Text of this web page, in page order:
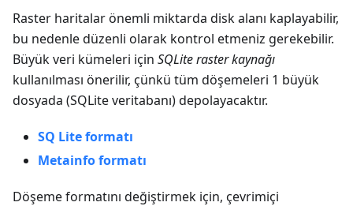
Raster haritalar önemli miktarda disk alanı kaplayabilir,
bu nedenle düzenli olarak kontrol etmeniz gerekebilir.
Büyük veri kümeleri için SQLite raster kaynağı
kullanılması önerilir, çünkü tüm döşemeleri 1 büyük
dosyada (SQLite veritabanı) depolayacaktır.
SQ Lite formatı
Metainfo formatı
Döşeme formatını değiştirmek için, çevrimiçi